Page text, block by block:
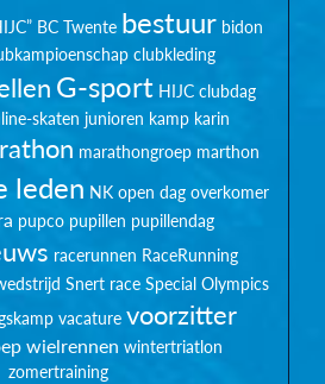
BC Twente bestuur bidon
clubkleding
G-sport HIJC clubdag
skaten junioren kamp karin
marathongroep marthon
leden NK open dag overkomer
pupco pupillen pupillendag
racerunnen RaceRunning
Snert race Special Olympics
vacature voorzitter
wielrennen wintertriatlon
zomertraining